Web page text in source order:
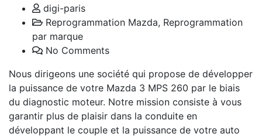
digi-paris
Reprogrammation Mazda, Reprogrammation
par marque
No Comments
Nous dirigeons une société qui propose de développer
la puissance de votre Mazda 3 MPS 260 par le biais
du diagnostic moteur. Notre mission consiste à vous
garantir plus de plaisir dans la conduite en
développant le couple et la puissance de votre auto